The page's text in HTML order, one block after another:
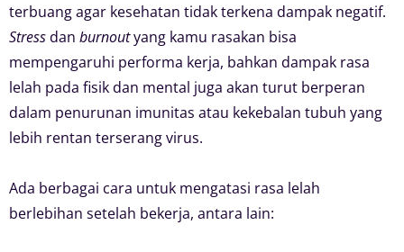
terbuang agar kesehatan tidak terkena dampak negatif.
Stressdan burnoutyang kamu rasakan bisa
mempengaruhi performa kerja, bahkan dampak rasa
lelah pada fisik dan mental juga akan turut berperan
dalam penurunan imunitas atau kekebalan tubuh yang
lebih rentan terserang virus.
Ada berbagai cara untuk mengatasi rasa lelah
berlebihan setelah bekerja, antara lain: